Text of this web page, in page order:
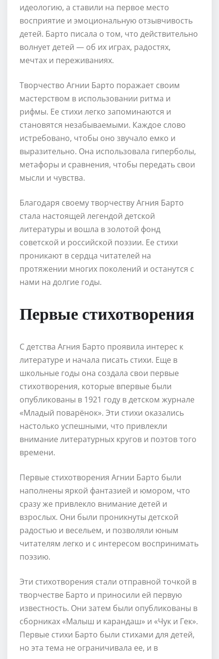
идеологию, а ставили на первое место
восприятие и эмоциональную отзывчивость
детей. Барто писала о том, что действительно
волнует детей — об их играх, радостях,
мечтах и переживаниях.
Творчество Агнии Барто поражает своим
мастерством в использовании ритма и
рифмы. Ее стихи легко запоминаются и
становятся незабываемыми. Каждое слово
истребовано, чтобы оно звучало емко и
выразительно. Она использовала гиперболы,
метафоры и сравнения, чтобы передать свои
мысли и чувства.
Благодаря своему творчеству Агния Барто
стала настоящей легендой детской
литературы и вошла в золотой фонд
советской и российской поэзии. Ее стихи
проникают в сердца читателей на
протяжении многих поколений и останутся с
нами на долгие годы.
Первые стихотворения
С детства Агния Барто проявила интерес к
литературе и начала писать стихи. Еще в
школьные годы она создала свои первые
стихотворения, которые впервые были
опубликованы в 1921 году в детском журнале
«Младый поварёнок». Эти стихи оказались
настолько успешными, что привлекли
внимание литературных кругов и поэтов того
времени.
Первые стихотворения Агнии Барто были
наполнены яркой фантазией и юмором, что
сразу же привлекло внимание детей и
взрослых. Они были проникнуты детской
радостью и весельем, и позволяли юным
читателям легко и с интересом воспринимать
поэзию.
Эти стихотворения стали отправной точкой в
творчестве Барто и приносили ей первую
известность. Они затем были опубликованы в
сборниках «Малыш и карандаш» и «Чук и Гек».
Первые стихи Барто были стихами для детей,
но эта тема не ограничивала ее, и в